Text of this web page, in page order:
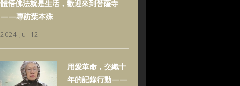
體悟佛法就是生活，歡迎來到菩薩寺
——專訪葉本殊
2024 Jul 12
用愛革命，交織十
年的記錄行動——